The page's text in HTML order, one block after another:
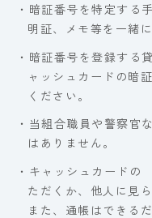
・暗証番号を特定する
明証、メモ等を一緒
・暗証番号を登録する
ャッシュカードの暗
ください。
・当組合職員や警察官
はありません。
・キャッシュカードの
ただくか、他人に見
また、通帳はできる